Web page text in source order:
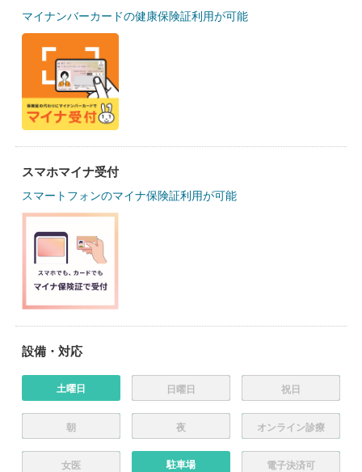
マイナンバーカードの健康保険証利用が可能
スマホマイナ受付
スマートフォンのマイナ保険証利用が可能
設備・対応
土曜日 日曜日 祝日
朝 夜 オンライン診療
女医 駐車場 電子決済可